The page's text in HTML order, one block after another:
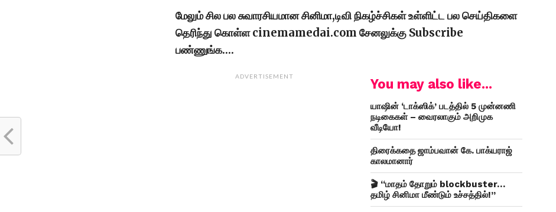
மேலும் சில பல சுவாரசியமான சினிமா,டிவி நிகழ்ச்சிகள் உள்ளிட்ட பல செய்திகளை
தெரிந்து கொள்ள cinemamedai.com சேனலுக்கு Subscribe
பண்ணுங்க….
ADVERTISEMENT You may also like...
யாஷின் ‘டாக்ஸிக்’ படத்தில் 5 முன்னணி
நடிகைகள் – வைரலாகும் அறிமுக
வீடியோ!
திரைக்கதை ஜாம்பவான் கே. பாக்யராஜ்
காலமானார்
🎬 “மாதம் தோறும் blockbuster…
தமிழ் சினிமா மீண்டும் உச்சத்தில்!”